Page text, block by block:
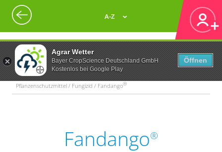
Agrar Wetter
Bayer CropScience Deutschland GmbH
Kostenlos bei Google Play
Öffnen
A-Z
Pflanzenschutzmittel / Fungizid / Fandango®
Fandango®